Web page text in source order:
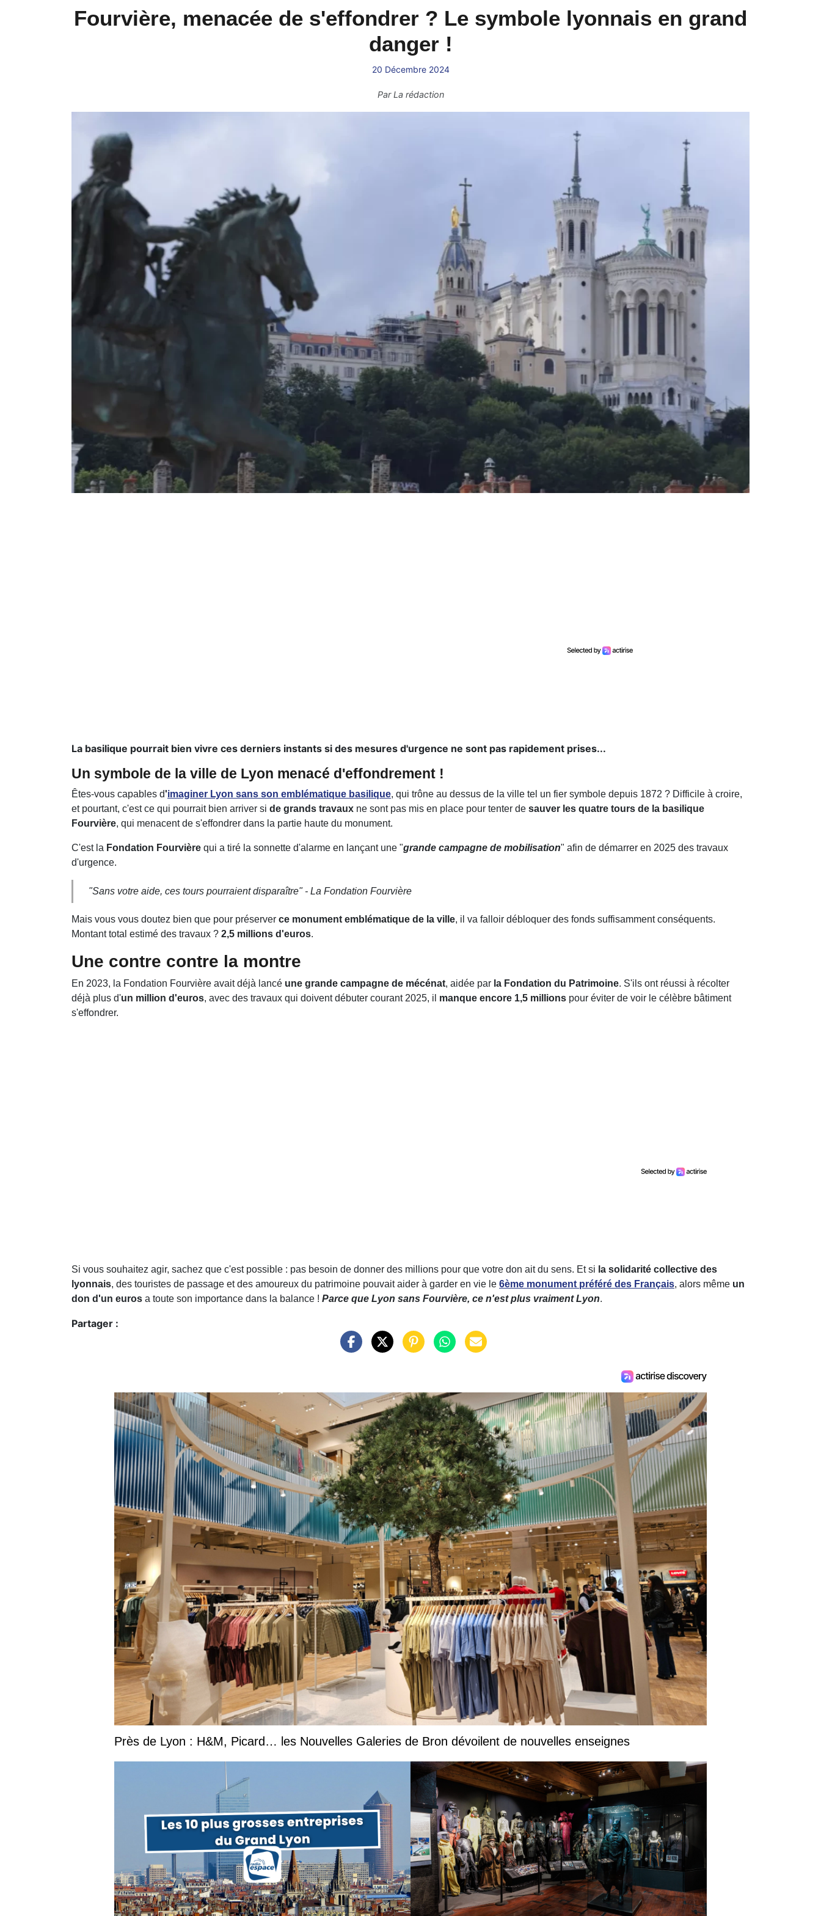
Fourvière, menacée de s'effondrer ? Le symbole lyonnais en grand
danger !
20 Décembre 2024
ParLa rédaction
La basilique pourrait bien vivre ces derniers instants si des mesures d'urgence ne sont pas rapidement prises...
Un symbole de la ville de Lyon menacé d'effondrement !
Êtes-vous capables d'imaginer Lyon sans son emblématique basilique, qui trône au dessus de la ville tel un fier symbole depuis 1872 ? Difficile à croire,
et pourtant, c'est ce qui pourrait bien arriver si de grands travaux ne sont pas mis en place pour tenter de sauver les quatre tours de la basilique
Fourvière, qui menacent de s'effondrer dans la partie haute du monument.
C'est la Fondation Fourvière qui a tiré la sonnette d'alarme en lançant une "grande campagne de mobilisation" afin de démarrer en 2025 des travaux
d'urgence.
"Sans votre aide, ces tours pourraient disparaître" - La Fondation Fourvière
Mais vous vous doutez bien que pour préserver ce monument emblématique de la ville, il va falloir débloquer des fonds suffisamment conséquents.
Montant total estimé des travaux ? 2,5 millions d'euros.
Une contre contre la montre
En 2023, la Fondation Fourvière avait déjà lancé une grande campagne de mécénat, aidée par la Fondation du Patrimoine. S'ils ont réussi à récolter
déjà plus d'un million d'euros, avec des travaux qui doivent débuter courant 2025, il manque encore 1,5 millions pour éviter de voir le célèbre bâtiment
s'effondrer.
Si vous souhaitez agir, sachez que c'est possible : pas besoin de donner des millions pour que votre don ait du sens. Et si la solidarité collective des
lyonnais, des touristes de passage et des amoureux du patrimoine pouvait aider à garder en vie le 6ème monument préféré des Français, alors même un
don d'un euros a toute son importance dans la balance ! Parce que Lyon sans Fourvière, ce n'est plus vraiment Lyon.
Partager :
Près de Lyon : H&M, Picard… les Nouvelles Galeries de Bron dévoilent de nouvelles enseignes